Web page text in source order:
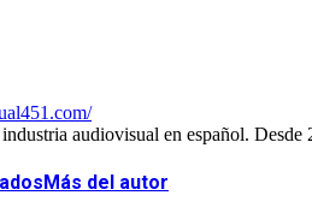
audiovisual en español. Desde
Más del autor